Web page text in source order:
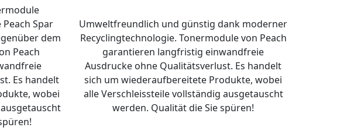
Spar
dem
Peach
Es handelt
wobei
Umweltfreundlich und günstig dank moderner
Recyclingtechnologie. Tonermodule von Peach
garantieren langfristig einwandfreie
Ausdrucke ohne Qualitätsverlust. Es handelt
sich um wiederaufbereitete Produkte, wobei
alle Verschleissteile vollständig ausgetauscht
werden. Qualität die Sie spüren!